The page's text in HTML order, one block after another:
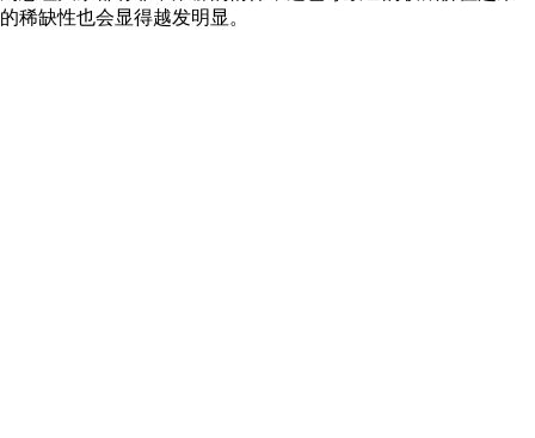
稀缺性也会显得越发明显。